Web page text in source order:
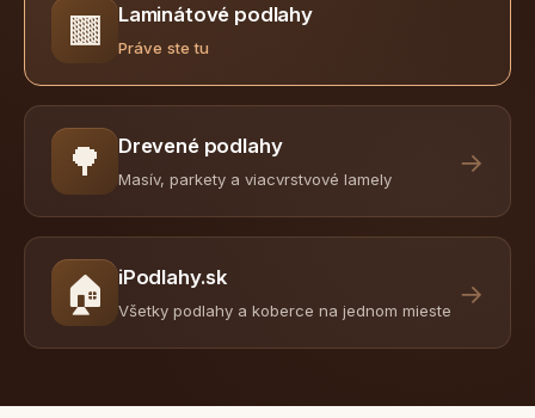
🟫 Laminátové podlahy
Práve ste tu
🌳 Drevené podlahy
Masív, parkety a viacvrstvové lamely
→
🏠 iPodlahy.sk
Všetky podlahy a koberce na jednom mieste
→